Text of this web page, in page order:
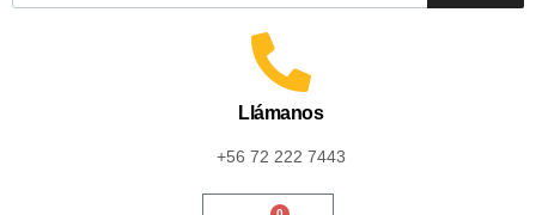
Llámanos
+56 72 222 7443